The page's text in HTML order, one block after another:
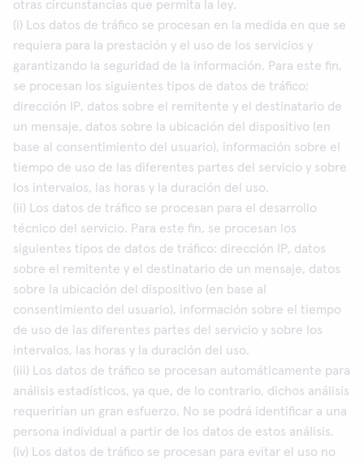
otras circunstancias que permita la ley.
(i) Los datos de tráfico se procesan en la medida en que se
requiera para la prestación y el uso de los servicios y
garantizando la seguridad de la información. Para este fin,
se procesan los siguientes tipos de datos de tráfico:
dirección IP, datos sobre el remitente y el destinatario de
un mensaje, datos sobre la ubicación del dispositivo (en
base al consentimiento del usuario), información sobre el
tiempo de uso de las diferentes partes del servicio y sobre
los intervalos, las horas y la duración del uso.
(ii) Los datos de tráfico se procesan para el desarrollo
técnico del servicio. Para este fin, se procesan los
siguientes tipos de datos de tráfico: dirección IP, datos
sobre el remitente y el destinatario de un mensaje, datos
sobre la ubicación del dispositivo (en base al
consentimiento del usuario), información sobre el tiempo
de uso de las diferentes partes del servicio y sobre los
intervalos, las horas y la duración del uso.
(iii) Los datos de tráfico se procesan automáticamente para
análisis estadísticos, ya que, de lo contrario, dichos análisis
requerirían un gran esfuerzo. No se podrá identificar a una
persona individual a partir de los datos de estos análisis.
(iv) Los datos de tráfico se procesan para evitar el uso no